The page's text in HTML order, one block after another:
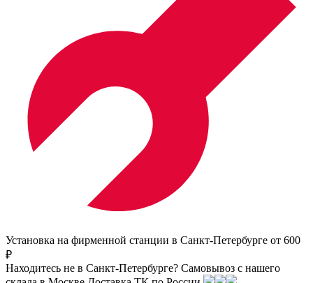
Установка на фирменной станции в Санкт-Петербурге от 600
₽
Находитесь не в Санкт-Петербурге? Самовывоз с нашего